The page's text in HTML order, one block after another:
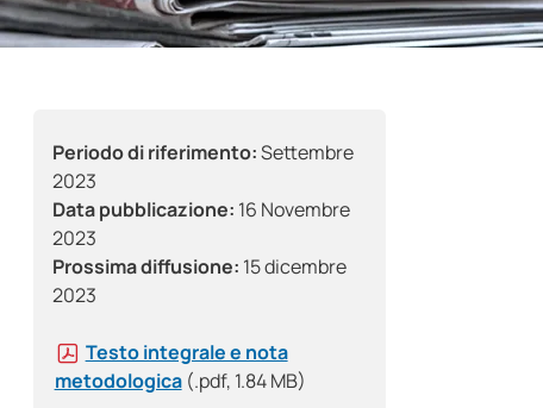
Periodo di riferimento:Settembre
2023
Data pubblicazione: 16 Novembre
2023
Prossima diffusione: 15 dicembre
2023
Testo integrale e nota
metodologica (.pdf, 1.84 MB)